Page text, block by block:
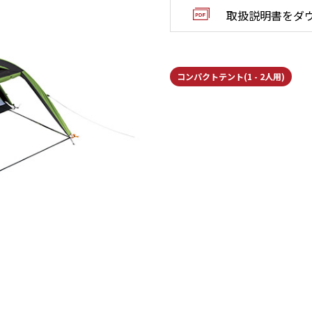
取扱説明書をダ
コンパクトテント(1 - 2人用)